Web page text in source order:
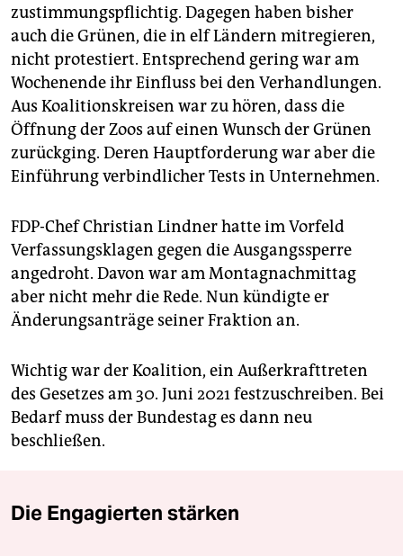
zustimmungspflichtig. Dagegen haben bisher
auch die Grünen, die in elf Ländern mitregieren,
nicht protestiert. Entsprechend gering war am
Wochenende ihr Einfluss bei den Verhandlungen.
Aus Koalitionskreisen war zu hören, dass die
Öffnung der Zoos auf einen Wunsch der Grünen
zurückging. Deren Hauptforderung war aber die
Einführung verbindlicher Tests in Unternehmen.
FDP-Chef Christian Lindner hatte im Vorfeld
Verfassungsklagen gegen die Ausgangssperre
angedroht. Davon war am Montagnachmittag
aber nicht mehr die Rede. Nun kündigte er
Änderungsanträge seiner Fraktion an.
Wichtig war der Koalition, ein Außerkrafttreten
des Gesetzes am 30. Juni 2021 festzuschreiben. Bei
Bedarf muss der Bundestag es dann neu
beschließen.
Die Engagierten stärken